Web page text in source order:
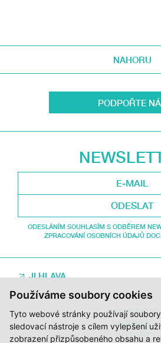
Používáme soubory cookies
Tyto webové stránky používají
sledovací nástroje s cílem vylepšení
zobrazení přizpůsobeného obsahu a
NAHORU
PODPOŘTE
ODESLAT
ODESLÁNÍM SOUHLASÍM S ODBĚREM
ZPRACOVÁNÍ OSOBNÍCH ÚDAJŮ
JI.HLAVA
DOK.REVUE
RUBRIKY
AUTOŘI